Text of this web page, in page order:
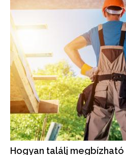
Hogyan találj